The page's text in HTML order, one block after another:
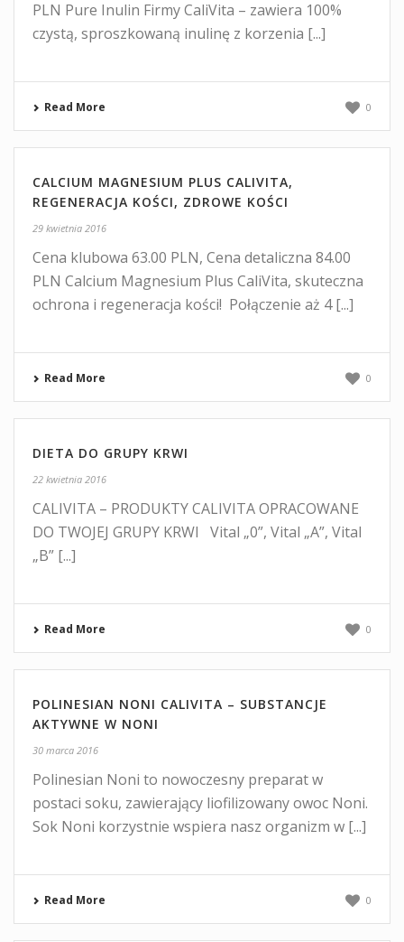
PLN Pure Inulin Firmy CaliVita – zawiera 100%
czystą, sproszkowaną inulinę z korzenia [...]
Read More 0
CALCIUM MAGNESIUM PLUS CALIVITA,
REGENERACJA KOŚCI, ZDROWE KOŚCI
29 kwietnia 2016
Cena klubowa 63.00 PLN, Cena detaliczna 84.00
PLN Calcium Magnesium Plus CaliVita, skuteczna
ochrona i regeneracja kości! Połączenie aż 4 [...]
Read More 0
DIETA DO GRUPY KRWI
22 kwietnia 2016
CALIVITA – PRODUKTY CALIVITA OPRACOWANE
DO TWOJEJ GRUPY KRWI Vital „0”, Vital „A”, Vital
„B” [...]
Read More 0
POLINESIAN NONI CALIVITA – SUBSTANCJE
AKTYWNE W NONI
30 marca 2016
Polinesian Noni to nowoczesny preparat w
postaci soku, zawierający liofilizowany owoc Noni.
Sok Noni korzystnie wspiera nasz organizm w [...]
Read More 0